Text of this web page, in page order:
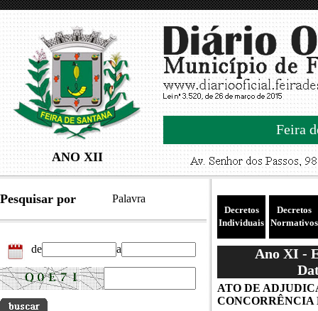
ANO XII
Feira
Pesquisar por Palavra
de a
Decretos
Individuais
Decretos
Normativos
Ano XI -
ATO DE
CONCORRÊNCIA